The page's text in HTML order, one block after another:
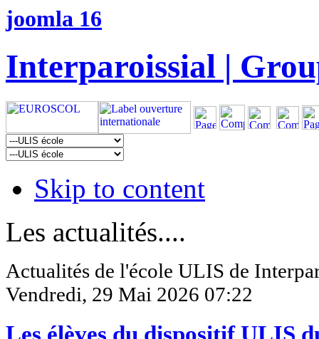
joomla 16
Interparoissial |
Skip to content
Les actualités....
Actualités de l'école ULIS de
Vendredi, 29 Mai 2026 07:22
Les élèves du dispositif ULIS